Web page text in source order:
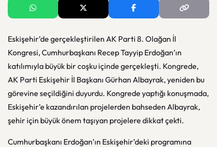
Eskişehir’de gerçekleştirilen AK Parti 8. Olağan İl
Kongresi, Cumhurbaşkanı Recep Tayyip Erdoğan’ın
katılımıyla büyük bir coşku içinde gerçekleşti. Kongrede,
AK Parti Eskişehir İl Başkanı Gürhan Albayrak, yeniden bu
görevine seçildiğini duyurdu. Kongrede yaptığı konuşmada,
Eskişehir’e kazandırılan projelerden bahseden Albayrak,
şehir için büyük önem taşıyan projelere dikkat çekti.
Cumhurbaşkanı Erdoğan’ın Eskişehir’deki programına